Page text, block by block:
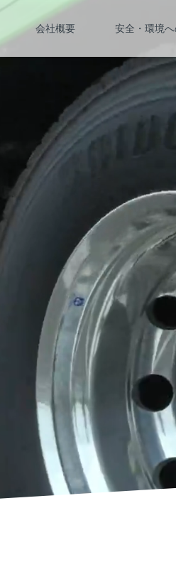
会社概要 安全・環境